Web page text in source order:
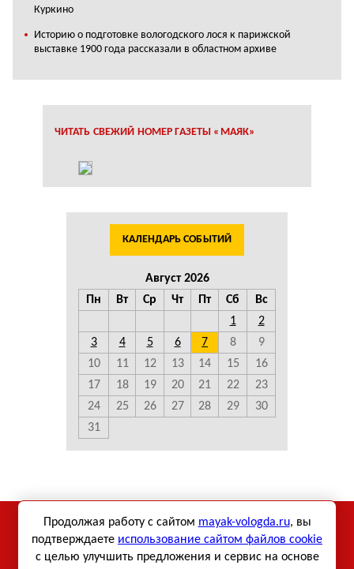
Куркино
Историю о подготовке вологодского лося к парижской
выставке 1900 года рассказали в областном архиве
ЧИТАТЬ СВЕЖИЙ НОМЕР ГАЗЕТЫ «МАЯК»
КАЛЕНДАРЬ СОБЫТИЙ
Август 2026
Пн
Вт Ср Чт Пт Сб
Вс
1
2
3
4 5 6 7 8
9
10
11 12 13 14 15
16
17
18 19 20 21 22
23
24
25 26 27 28 29
30
31
Использование материалов сетевого издания «Маяк-
Вологда» возможно только при использовании активной
ссылки.
Продолжая работу с сайтом mayak-vologda.ru, вы
подтверждаете использование сайтом файлов cookie
с целью улучшить предложения и сервис на основе